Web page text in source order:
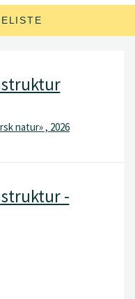
natur» , 2026
-